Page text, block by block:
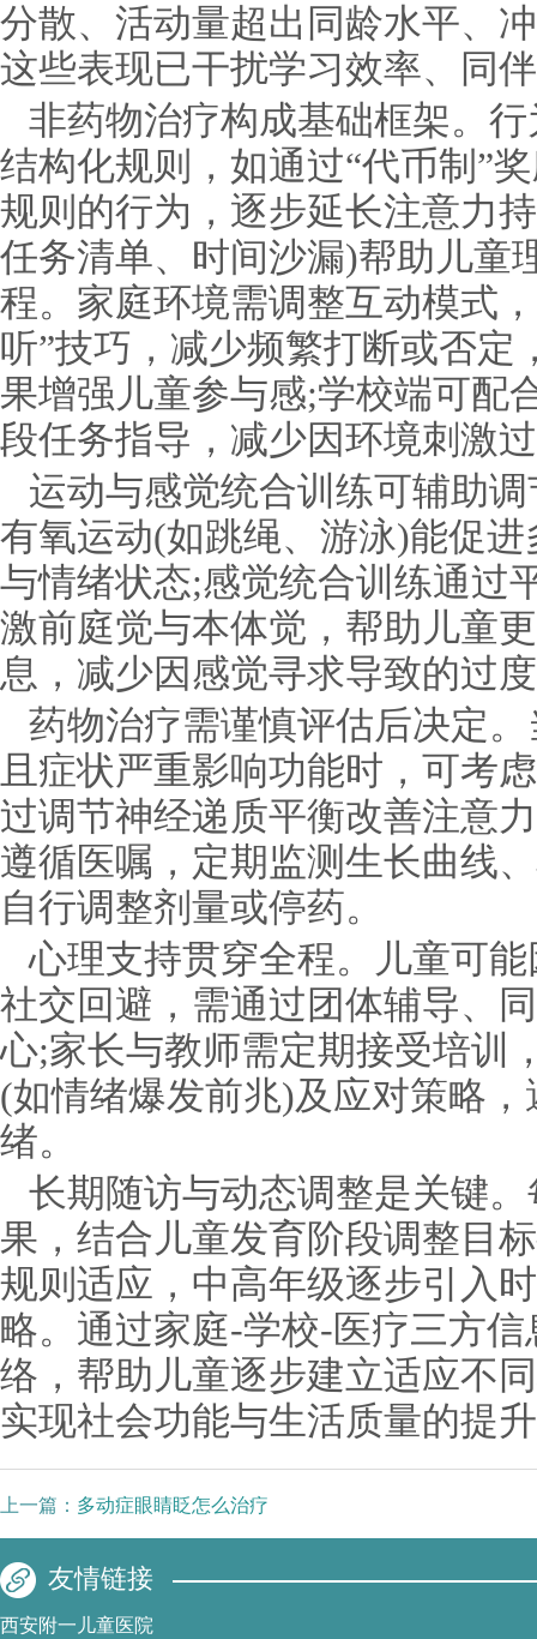
分散、活动量超出同龄水平、
这些表现已干扰学习效率、同
非药物治疗构成基础框架。
结构化规则，如通过“代币制”
规则的行为，逐步延长注意力
任务清单、时间沙漏)帮助儿童
程。家庭环境需调整互动模式
听”技巧，减少频繁打断或否定
果增强儿童参与感;学校端可配
段任务指导，减少因环境刺激
运动与感觉统合训练可辅助
有氧运动(如跳绳、游泳)能促
与情绪状态;感觉统合训练通过
激前庭觉与本体觉，帮助儿童
息，减少因感觉寻求导致的过
药物治疗需谨慎评估后决定
且症状严重影响功能时，可考
过调节神经递质平衡改善注意
遵循医嘱，定期监测生长曲线
自行调整剂量或停药。
心理支持贯穿全程。儿童可
社交回避，需通过团体辅导、
心;家长与教师需定期接受培训
(如情绪爆发前兆)及应对策略
绪。
长期随访与动态调整是关键
果，结合儿童发育阶段调整目
规则适应，中高年级逐步引入
略。通过家庭-学校-医疗三方
络，帮助儿童逐步建立适应不
实现社会功能与生活质量的提
上一篇： 多动症眼睛眨怎么治疗
友情链接
西安附一儿童医院